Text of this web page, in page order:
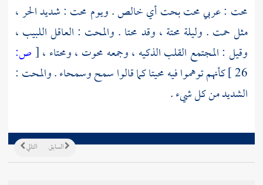
محت : عربي محت بحت أي خالص . ويوم محت : شديد الحر ،
مثل حمت . وليلة محتة ، وقد محتا . والمحت : العاقل اللبيب ،
وقيل : المجتمع القلب الذكيه ، وجمعه محوت ، ومحتاء ،[ص:
26 ] كأنهم توهموا فيه محيتا كما قالوا سمح وسمحاء . والمحت :
الشديد من كل شيء .
التالي السابق